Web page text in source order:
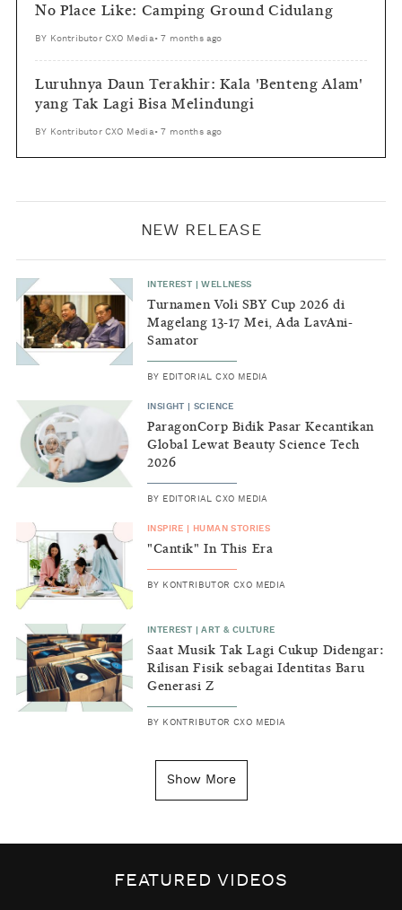
No Place Like: Camping Ground Cidulang
BY Kontributor CXO Media •7 months ago
Luruhnya Daun Terakhir: Kala 'Benteng Alam'
yang Tak Lagi Bisa Melindungi
BY Kontributor CXO Media •7 months ago
NEW RELEASE
INTEREST |WELLNESS
Turnamen Voli SBY Cup 2026 di
Magelang 13-17 Mei, Ada LavAni-
Samator
BY EDITORIAL CXO MEDIA
INSIGHT |SCIENCE
ParagonCorp Bidik Pasar Kecantikan
Global Lewat Beauty Science Tech
2026
BY EDITORIAL CXO MEDIA
INSPIRE HUMAN STORIES
"Cantik" In This Era
BY KONTRIBUTOR CXO MEDIA
INTEREST |ART & CULTURE
Saat Musik Tak Lagi Cukup Didengar:
Rilisan Fisik sebagai Identitas Baru
Generasi Z
BY KONTRIBUTOR CXO MEDIA
Kenapa Tahun Baru Ditandai pada
Biaya Tersembunyi dari Insecurity
Show More
FEATURED VIDEOS